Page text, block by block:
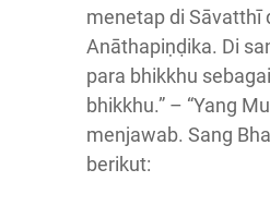
menetap di Sāvatthī
Anāthapiṇḍika. Di
para bhikkhu
bhikkhu.” – “Yang
menjawab. Sang
berikut: